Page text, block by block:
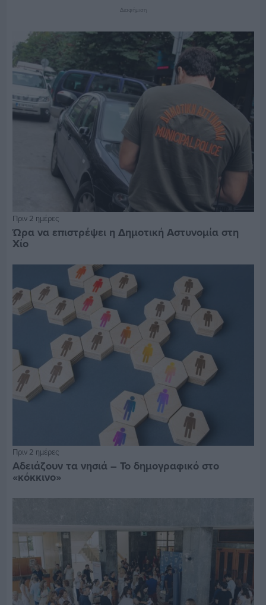
Διαφήμιση
Πριν 2 ημέρες
Ώρα να επιστρέψει η Δημοτική Αστυνομία στη
Χίο
Πριν 2 ημέρες
Αδειάζουν τα νησιά – Το δημογραφικό στο
«κόκκινο»